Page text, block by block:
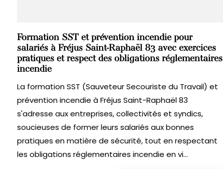
Formation SST et prévention incendie pour
salariés à Fréjus Saint-Raphaël 83 avec exercices
pratiques et respect des obligations réglementaires
incendie
La formation SST (Sauveteur Secouriste du Travail) et
prévention incendie à Fréjus Saint-Raphaël 83
s'adresse aux entreprises, collectivités et syndics,
soucieuses de former leurs salariés aux bonnes
pratiques en matière de sécurité, tout en respectant
les obligations réglementaires incendie en vi...